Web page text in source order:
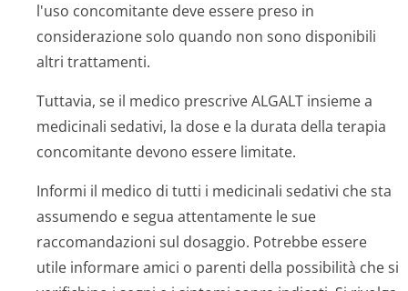
l'uso concomitante deve essere preso in
considerazione solo quando non sono disponibili
altri trattamenti.
Tuttavia, se il medico prescrive ALGALT insieme a
medicinali sedativi, la dose e la durata della terapia
concomitante devono essere limitate.
Informi il medico di tutti i medicinali sedativi che sta
assumendo e segua attentamente le sue
raccomandazioni sul dosaggio. Potrebbe essere
utile informare amici o parenti della possibilità che si